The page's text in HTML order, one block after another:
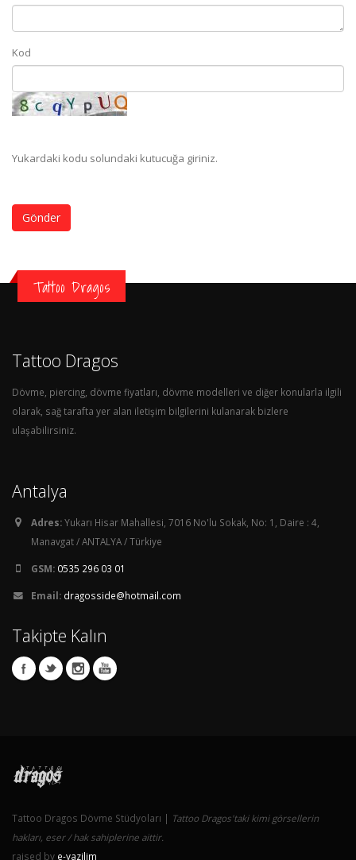
Kod
Yukardaki kodu solundaki kutucuğa giriniz.
Gönder
Tattoo Dragos
Tattoo Dragos
Dövme, piercing, dövme fiyatları, dövme modelleri ve diğer konularla ilgili
olarak, sağ tarafta yer alan iletişim bilgilerini kulanarak bizlere
ulaşabilirsiniz.
Antalya
Adres:Yukarı Hisar Mahallesi, 7016 No'lu Sokak, No: 1, Daire : 4,
Manavgat / ANTALYA / Türkiye
GSM: 0535 296 03 01
Email: dragosside@hotmail.com
Takipte Kalın
Tattoo Dragos Dövme Stüdyoları | Tattoo Dragos'taki kimi görsellerin
hakları, eser / hak sahiplerine aittir.
raised by e-yazilim